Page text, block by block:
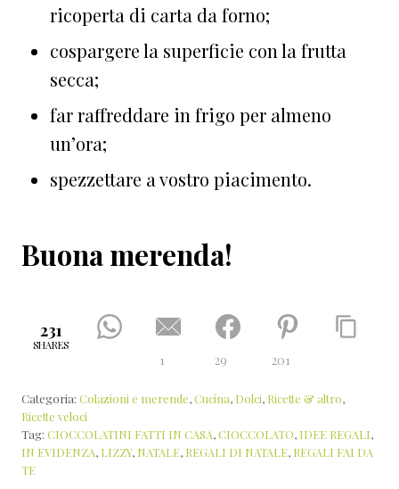
ricoperta di carta da forno;
cospargere la superficie con la frutta
secca;
far raffreddare in frigo per almeno
un’ora;
spezzettare a vostro piacimento.
Buona merenda!
231
SHARES
1 29 201
Categoria: Colazioni e merende,Cucina, Dolci, Ricette & altro,
Ricette veloci
Tag: CIOCCOLATINI FATTI IN CASA,CIOCCOLATO, IDEE REGALI,
IN EVIDENZA, LIZZY, NATALE, REGALI DI NATALE, REGALI FAI DA
TE